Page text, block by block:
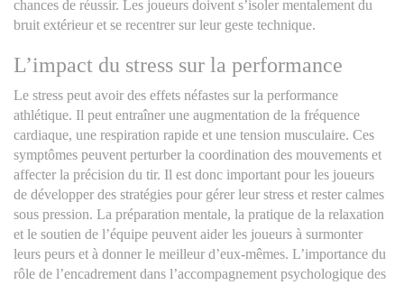
chances de réussir. Les joueurs doivent s’isoler mentalement du
bruit extérieur et se recentrer sur leur geste technique.
L’impact du stress sur la performance
Le stress peut avoir des effets néfastes sur la performance
athlétique. Il peut entraîner une augmentation de la fréquence
cardiaque, une respiration rapide et une tension musculaire. Ces
symptômes peuvent perturber la coordination des mouvements et
affecter la précision du tir. Il est donc important pour les joueurs
de développer des stratégies pour gérer leur stress et rester calmes
sous pression. La préparation mentale, la pratique de la relaxation
et le soutien de l’équipe peuvent aider les joueurs à surmonter
leurs peurs et à donner le meilleur d’eux-mêmes. L’importance du
rôle de l’encadrement dans l’accompagnement psychologique des